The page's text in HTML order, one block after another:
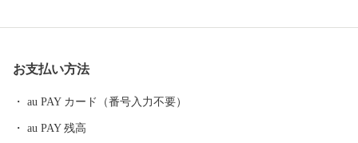
を守り、作り続けられている和三盆糖など、技術、伝統、文化を
います。 いただいたご寄付は、子どものため、地域のため、伝統
お支払い方法
au PAY カード（番号入力不要）
au PAY 残高